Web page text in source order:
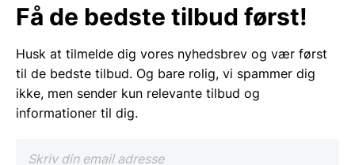
Få de bedste tilbud først!
Husk at tilmelde dig vores nyhedsbrev og vær først
til de bedste tilbud. Og bare rolig, vi spammer dig
ikke, men sender kun relevante tilbud og
informationer til dig.